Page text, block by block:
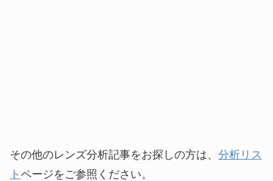
その他のレンズ分析記事をお探しの方は、 分析リス
トページをご参照ください。